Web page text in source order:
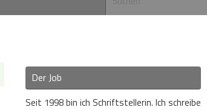
Der Job
Seit 1998 bin ich Schriftstellerin. Ich schreibe